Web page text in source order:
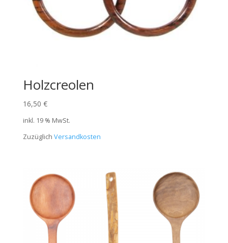
Holzcreolen
16,50 €
inkl. 19 % MwSt.
Zuzüglich Versandkosten